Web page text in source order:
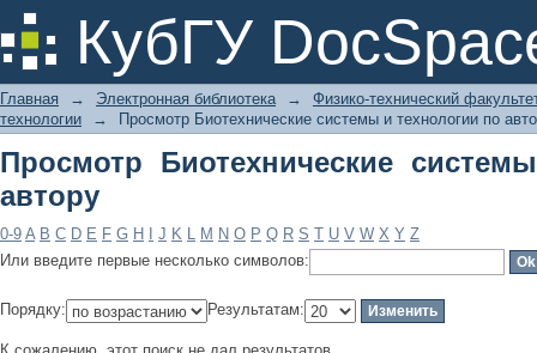
КубГУ
Просмотр Биотехнические системы
Главная → Электронная библиотека →
Физико-технический
технологии
→ Просмотр Биотехнические системы и технологии по
Просмотр Биотехнические
автору
0-9 A B C D E F G H J K L M N O P Q R S T U V W X Y Z
Или введите первые несколько символов:
Порядку: Результатам: